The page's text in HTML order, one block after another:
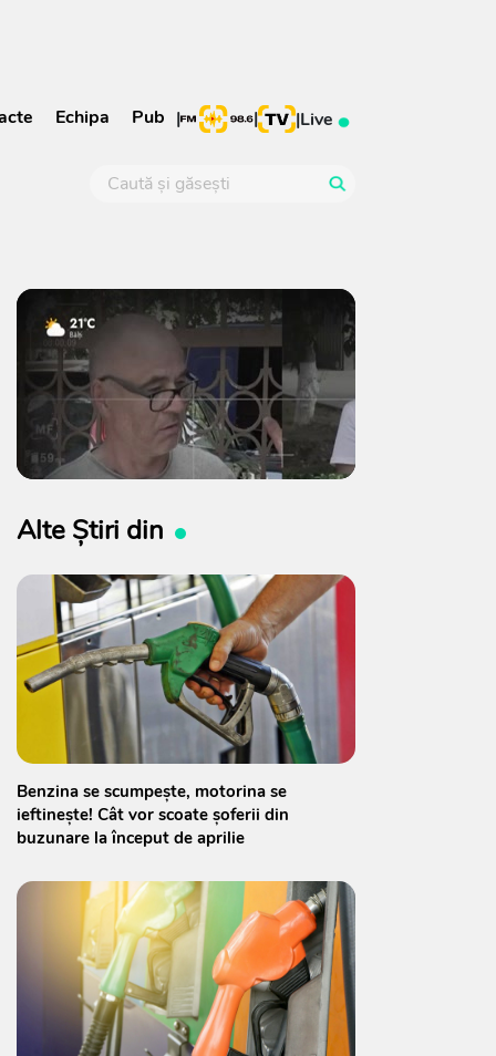
Echipa Pub | | |Live
Alte Știri din
Benzina se scumpește, motorina se
ieftinește! Cât vor scoate șoferii din
buzunare la început de aprilie